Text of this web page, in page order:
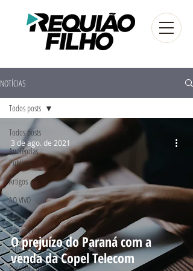
NOTÍCIAS
Todos posts
Audiências
Públicas
Artigos
AO VIVO
Frente
Parlamentar
FUG - PR
Eleições 2016
Todos posts
O prejuízo do Paraná com a
venda da Copel Telecom
3 de ago. de 2021